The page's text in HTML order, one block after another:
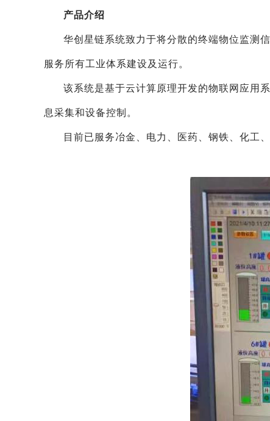
产品介绍
华创星链系统致力于将分散的终端物位监测
服务所有工业体系建设及运行。
该系统是基于云计算原理开发的物联网应用
息采集和设备控制。
目前已服务冶金、电力、医药、钢铁、化工